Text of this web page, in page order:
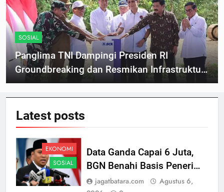
SOSIAL
Panglima TNI Dampingi Presiden RI
Groundbreaking dan Resmikan Infrastruktur
di IKN
Latest posts
EKONOMI
SOSIAL
Data Ganda Capai 6 Juta,
BGN Benahi Basis Penerima
Program Makan Bergizi
jagatbatara.com
Agustus 6,